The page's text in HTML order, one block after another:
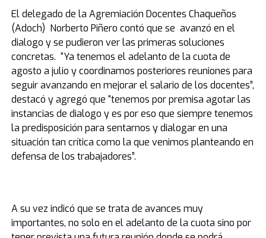
El delegado de la Agremiación Docentes Chaqueños
(Adoch) Norberto Piñero contó que se avanzó en el
dialogo y se pudieron ver las primeras soluciones
concretas. “Ya tenemos el adelanto de la cuota de
agosto a julio y coordinamos posteriores reuniones para
seguir avanzando en mejorar el salario de los docentes”,
destacó y agregó que “tenemos por premisa agotar las
instancias de dialogo y es por eso que siempre tenemos
la predisposición para sentarnos y dialogar en una
situación tan crítica como la que venimos planteando en
defensa de los trabajadores”.
A su vez indicó que se trata de avances muy
importantes, no solo en el adelanto de la cuota sino por